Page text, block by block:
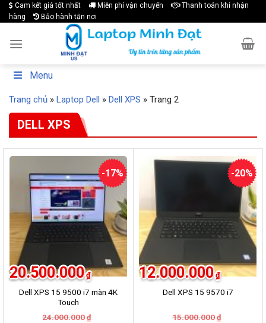
Skip
to
content
Cam kết giá tốt nhất Miễn phí vận chuyển
Thanh toán khi nhận
hàng
Bảo hành tận nơi
Menu
Trang chủ » Laptop Dell » Dell XPS » Trang 2
DELL XPS
-17%
Dell XPS 15 9500 i7 màn 4K
Touch
24.000.000 ₫
20.500.000 ₫
-20%
Dell XPS 15 9570 i7
15.000.000 ₫
12.000.000 ₫